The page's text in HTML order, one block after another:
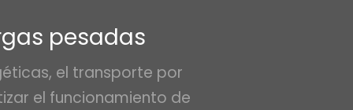
pesadas
el transporte por
el funcionamiento de